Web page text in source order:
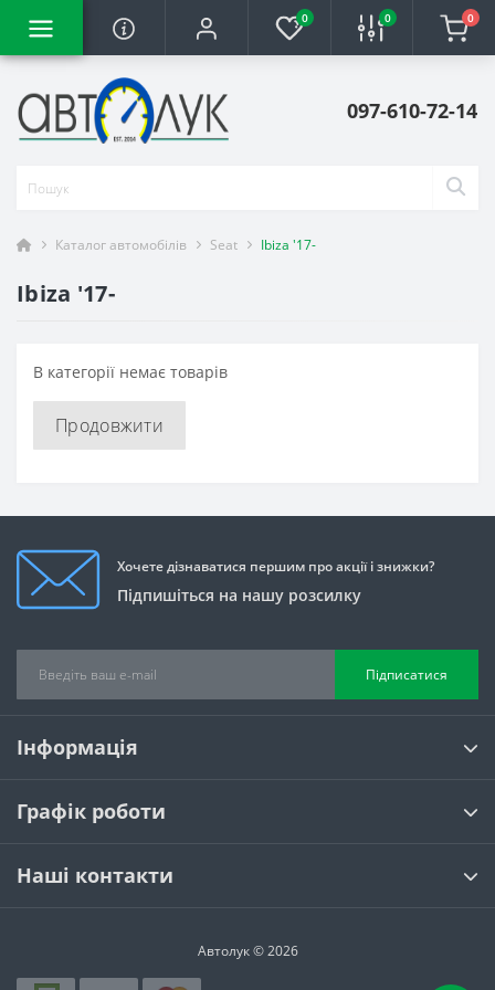
0 0 0
097-610-72-14
Каталог автомобілів Seat Ibiza '17-
Ibiza '17-
В категорії немає товарів
Продовжити
Хочете дізнаватися першим про акції і знижки?
Підпишіться на нашу розсилку
Підписатися
Інформація
Графік роботи
Наші контакти
Автолук © 2026